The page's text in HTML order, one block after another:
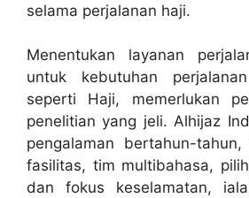
selama perjalanan haji.
Menentukan layanan
untuk kebutuhan
seperti Haji, memerlukan
penelitian yang jeli. Alhijaz
pengalaman bertahun-
fasilitas, tim multibahasa,
dan fokus keselamatan,